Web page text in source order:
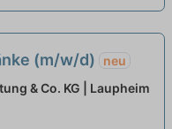
(m/w/d)
neu
& Co. KG | Laupheim